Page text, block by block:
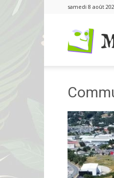
samedi 8 août